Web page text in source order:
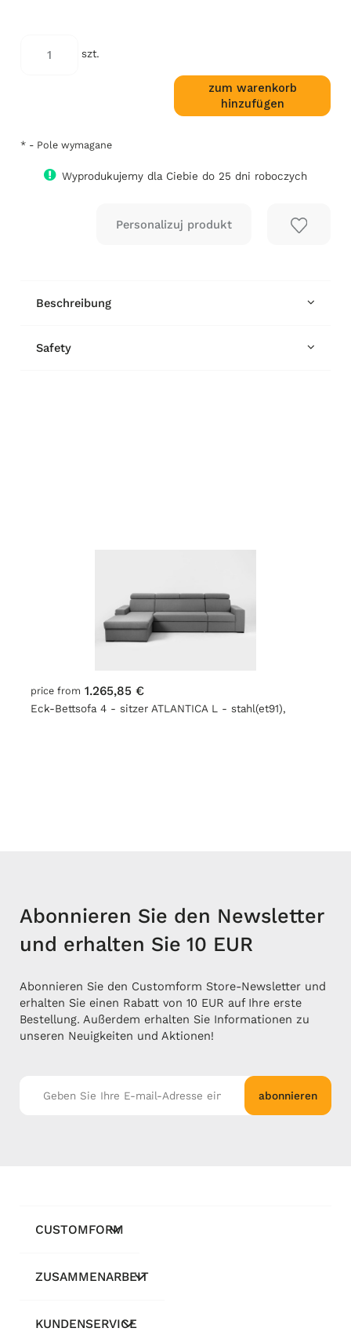
tapicerki: szt.
zum warenkorb
hinzufügen
* - Pole wymagane
Wyprodukujemy dla Ciebie do 25 dni roboczych
Beschreibung
Safety
price from 1.265,85 €
Eck-Bettsofa 4 - sitzer ATLANTICA L - stahl(et91),
Abonnieren Sie den Newsletter
und erhalten Sie 10 EUR
Abonnieren Sie den Customform Store-Newsletter und
erhalten Sie einen Rabatt von 10 EUR auf Ihre erste
Bestellung. Außerdem erhalten Sie Informationen zu
unseren Neuigkeiten und Aktionen!
abonnieren
CUSTOMFORM
ZUSAMMENARBEIT
KUNDENSERVICE